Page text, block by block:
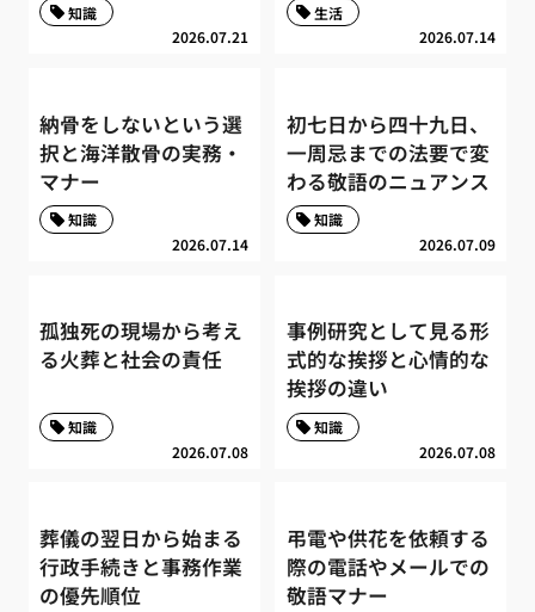
2026.07.21
知識
2026.07.14
生活
納骨をしないという選
択と海洋散骨の実務・
マナー
2026.07.14
知識
初七日から四十九日、
一周忌までの法要で変
わる敬語のニュアンス
2026.07.09
知識
孤独死の現場から考え
る火葬と社会の責任
2026.07.08
知識
事例研究として見る形
式的な挨拶と心情的な
挨拶の違い
2026.07.08
知識
葬儀の翌日から始まる
行政手続きと事務作業
の優先順位
弔電や供花を依頼する
際の電話やメールでの
敬語マナー